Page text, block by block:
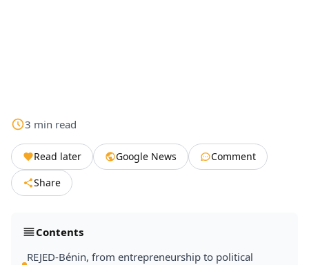
3 min read
Read later Google News
Comment
Share
Contents
REJED-Bénin, from entrepreneurship to political